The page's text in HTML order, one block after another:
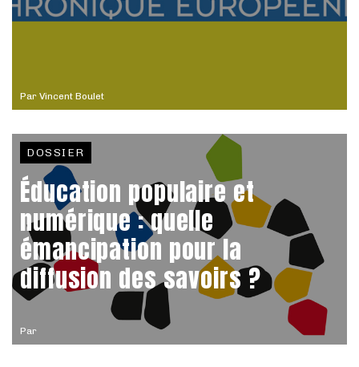
Par Vincent Boulet
Par
DOSSIER
Éducation populaire et
numérique : quelle
émancipation pour la
diffusion des savoirs ?